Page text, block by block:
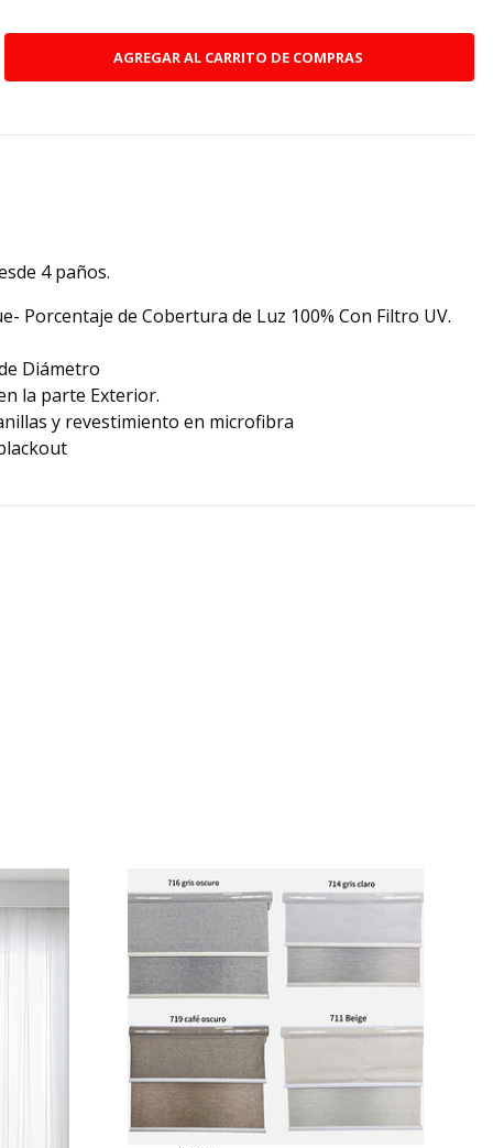
4 paños.
Porcentaje de Cobertura de Luz 100% Con Filtro UV.
Diámetro
la parte Exterior.
y revestimiento en microfibra